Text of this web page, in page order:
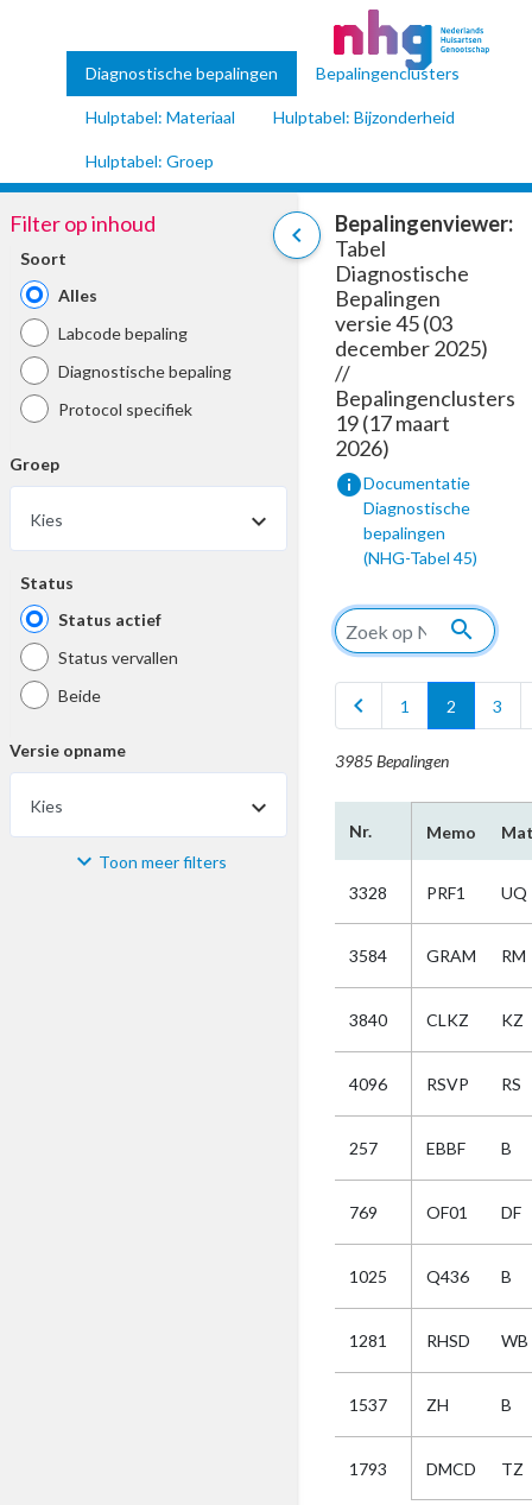
Diagnostische bepalingen Bepalingenclusters
Hulptabel: Materiaal Hulptabel: Bijzonderheid
Hulptabel: Groep
chevron_left
Filter op inhoud
Soort
Alles
Labcode bepaling
Diagnostische bepaling
Protocol specifiek
Groep
Kies
Status
Status actief
Status vervallen
Beide
Versie opname
Kies
Materiaal Toon meer filters
Bepalingenviewer:
Tabel
Diagnostische
Bepalingen
versie 45 (03
december 2025)
//
Bepalingenclusters
19 (17 maart
2026)
infoDocumentatie
Diagnostische
bepalingen
(NHG-Tabel 45)
search
chevron_left 1 2 3
3985 Bepalingen
Nr. Memo
3328 PRF1 UQ
3584 GRAM RM
3840 CLKZ KZ
4096 RSVP RS
257 EBBF B
769 OF01 DF
1025 Q436 B
1281 RHSD WB
1537 ZH B
1793 DMCD TZ